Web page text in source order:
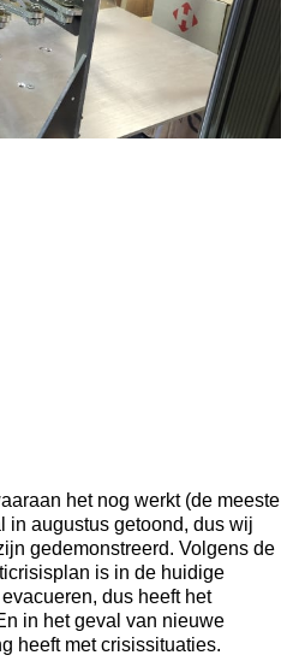
het nog werkt (de meeste
in augustus getoond, dus wij
gedemonstreerd. Volgens de
is in de huidige
dus heeft het
in het geval van nieuwe
heeft met crisissituaties.